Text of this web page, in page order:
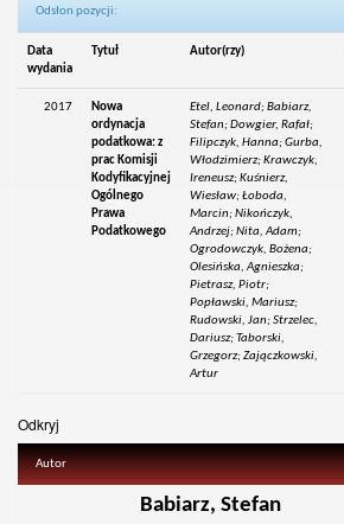
Odsłon pozycji:
Data
wydania
Tytuł Autor(rzy)
2017
Nowa
ordynacja
podatkowa: z
prac Komisji
Kodyfikacyjnej
Ogólnego
Prawa
Podatkowego
Etel, Leonard; Babiarz,
Stefan; Dowgier, Rafał;
Filipczyk, Hanna; Gurba,
Włodzimierz; Krawczyk,
Ireneusz; Kuśnierz,
Wiesław; Łoboda,
Marcin; Nikończyk,
Andrzej; Nita, Adam;
Ogrodowczyk, Bożena;
Olesińska, Agnieszka;
Pietrasz, Piotr;
Popławski, Mariusz;
Rudowski, Jan; Strzelec,
Dariusz; Taborski,
Grzegorz; Zajączkowski,
Artur
Odkryj
Autor
Babiarz, Stefan